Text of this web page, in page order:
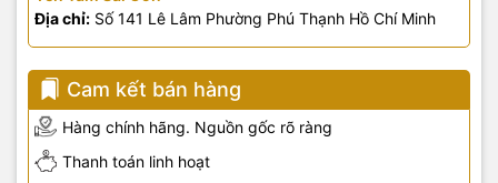
Địa chỉ: Số 141 Lê Lâm Phường Phú Thạnh Hồ Chí Minh
Cam kết bán hàng
Hàng chính hãng. Nguồn gốc rõ ràng
Thanh toán linh hoạt